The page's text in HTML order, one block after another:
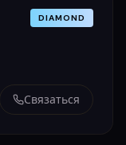
DIAMOND
Связаться